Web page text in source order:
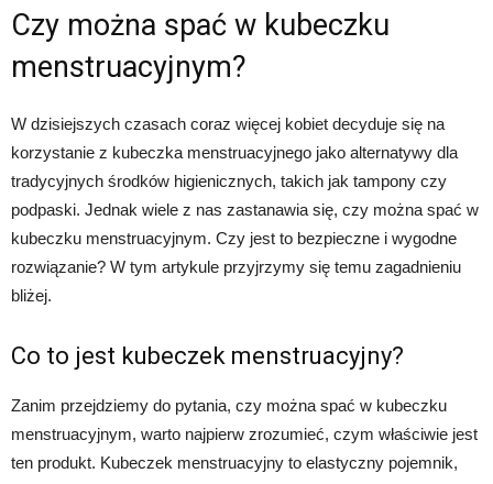
Czy można spać w kubeczku
menstruacyjnym?
W dzisiejszych czasach coraz więcej kobiet decyduje się na
korzystanie z kubeczka menstruacyjnego jako alternatywy dla
tradycyjnych środków higienicznych, takich jak tampony czy
podpaski. Jednak wiele z nas zastanawia się, czy można spać w
kubeczku menstruacyjnym. Czy jest to bezpieczne i wygodne
rozwiązanie? W tym artykule przyjrzymy się temu zagadnieniu
bliżej.
Co to jest kubeczek menstruacyjny?
Zanim przejdziemy do pytania, czy można spać w kubeczku
menstruacyjnym, warto najpierw zrozumieć, czym właściwie jest
ten produkt. Kubeczek menstruacyjny to elastyczny pojemnik,